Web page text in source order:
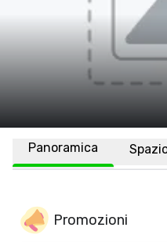
Panoramica
Promozioni